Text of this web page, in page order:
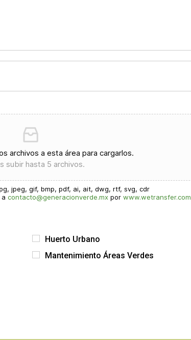
archivos a esta área para cargarlos.
subir hasta 5 archivos.
jpeg, gif, bmp, pdf, ai, ait, dwg, rtf, svg, cdr
contacto@generacionverde.mx por www.wetransfer.com
Huerto Urbano
Mantenimiento Áreas Verdes